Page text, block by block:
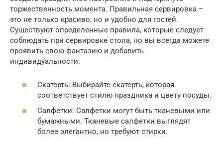
торжественность момента. Правильная сервировка –
это не только красиво, но и удобно для гостей.
Существуют определенные правила, которые следует
соблюдать при сервировке стола, но вы всегда можете
проявить свою фантазию и добавить
индивидуальности.
Скатерть: Выбирайте скатерть, которая
соответствует стилю праздника и цвету посуды.
Салфетки: Салфетки могут быть тканевыми или
бумажными. Тканевые салфетки выглядят
более элегантно, но требуют стирки.